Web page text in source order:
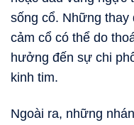
sống cổ. Những thay
cảm cổ có thể do
hưởng đến sự chi
kinh tim.
Ngoài ra, những